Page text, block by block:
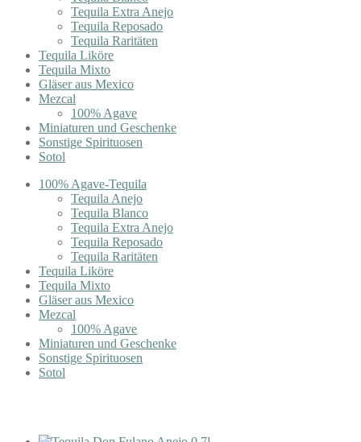
Tequila Extra Anejo
Tequila Reposado
Tequila Raritäten
Tequila Liköre
Tequila Mixto
Gläser aus Mexico
Mezcal
100% Agave
Miniaturen und Geschenke
Sonstige Spirituosen
Sotol
100% Agave-Tequila
Tequila Anejo
Tequila Blanco
Tequila Extra Anejo
Tequila Reposado
Tequila Raritäten
Tequila Liköre
Tequila Mixto
Gläser aus Mexico
Mezcal
100% Agave
Miniaturen und Geschenke
Sonstige Spirituosen
Sotol